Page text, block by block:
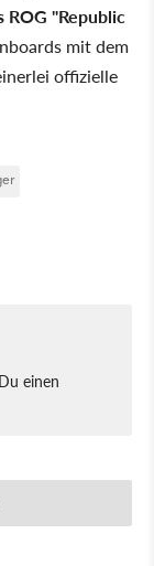
ROG "Republic
mit dem
offizielle
einen